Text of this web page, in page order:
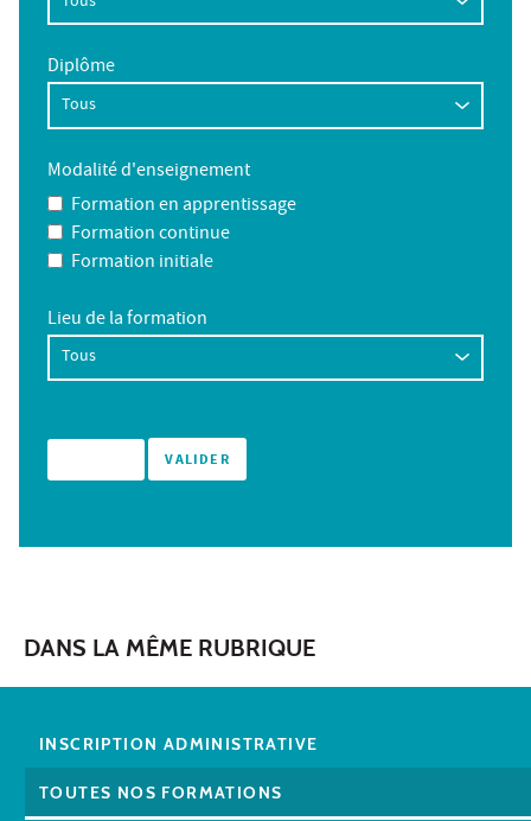
Diplôme
Modalité d'enseignement
Formation en apprentissage
Formation continue
Formation initiale
Lieu de la formation
DANS LA MÊME RUBRIQUE
INSCRIPTION ADMINISTRATIVE
TOUTES NOS FORMATIONS